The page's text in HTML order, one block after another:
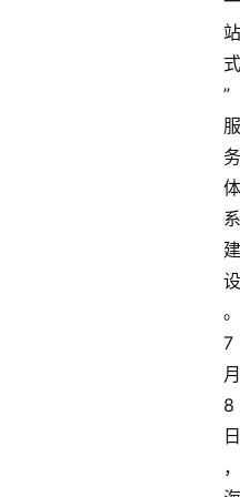
站
式
”
服
务
体
系
建
设
。
7
月
8
日
，